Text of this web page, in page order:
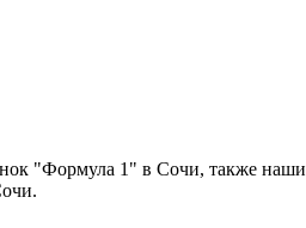
"Формула 1" в Сочи, также наши